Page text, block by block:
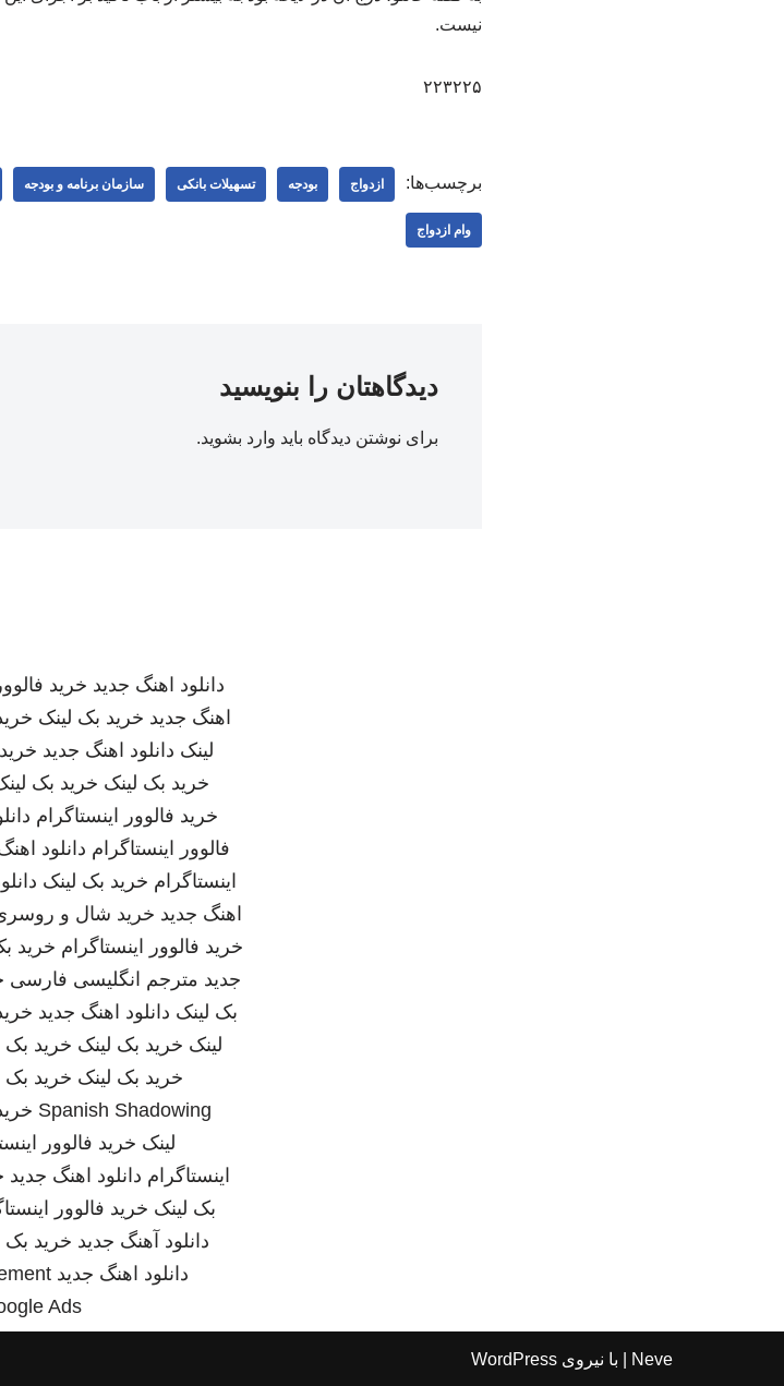
نیست.
۲۲۳۲۲۵
برچسب‌ها: ازدواج بودجه تسهیلات بانکی سازمان برنامه و بودجه
وام ازدواج
دیدگاهتان را بنویسید
برای نوشتن دیدگاه باید وارد بشوید.
دانلود اهنگ جدید خرید
اهنگ جدید خرید بک لینک
لینک دانلود اهنگ جدید
خرید بک لینک خرید بک
خرید فالوور اینستاگرام
فالوور اینستاگرام دانلود
اینستاگرام خرید بک لینک
اهنگ جدید خرید شال و
خرید فالوور اینستاگرام خرید
جدید مترجم انگلیسی فارسی
بک لینک دانلود اهنگ جدید
لینک خرید بک لینک خرید بک
خرید بک لینک خرید بک
Spanish Shadowing
لینک خرید فالوور
اینستاگرام دانلود اهنگ جدید
بک لینک خرید فالوور
دانلود آهنگ جدید خرید بک
دانلود اهنگ جدید
Ads
Neve | با نیروی WordPress